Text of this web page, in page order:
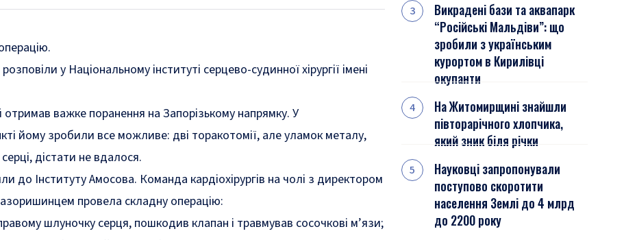
у Національному інституті серцево-судинної хірургії імені
отримав важке поранення на Запорізькому напрямку. У
йому зробили все можливе: дві торакотомії, але уламок металу,
дістати не вдалося.
до Інституту Амосова. Команда кардіохірургів на чолі з директором
провела складну операцію:
шлуночку серця, пошкодив клапан і травмував сосочкові м’язи;
Викрадені бази та аквапарк
“Російські Мальдіви”: що
зробили з українським
курортом в Кирилівці
окупанти
На Житомирщині знайшли
півторарічного хлопчика,
який зник біля річки
Науковці запропонували
поступово скоротити
населення Землі до 4 млрд
до 2200 року